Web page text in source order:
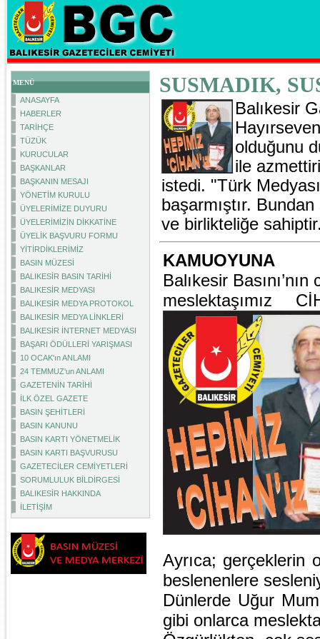
MENÜ
ANASAYFA
HABERLER
TARİHÇE
TÜZÜK
KURUCULAR
BAŞKANLAR
BAŞKANIN MESAJI
YÖNETİM KURULU
ÜYELERİMİZE DUYURU
ÜYELERİMİZİN DİKKATİNE
ÜYELİK BAŞVURU FORMU
YİTİRDİKLERİMİZ
BASIN MÜZESİ
BALIKESİR BASIN TARİHİ
BALIKESİR MEDYASI
BALIKESİR MEDYA PROTOKOL
BALIKESİR MEDYA LİNKLERİ
BALIKESİR İNTERNET MEDYASI
BAŞARI ÖDÜLLERİ YARIŞMASI
10 OCAK'ın ANLAMI
24 TEMMUZ'un ANLAMI
GAZETENİN TARİHİ
İLK ÖZEL GAZETE
BASIN ŞEHİTLERİ
BASIN KANUNU
BASIN KARTI YÖNETMELİK
BASIN KARTI BAŞVURUSU
GAZETECİLER CEMİYETLERİ
SORUMLULUK BİLDİRGESİ
BALIKESİR HAKKINDA
İLETİŞİM
SUSMADIK,
Balıkesir
olduğunu
ile
istedi. "Türk
başarmıştır.
ve birlikteliğe
KAMUOYUNA
Balıkesir
meslektaşımız
Ayrıca; gerçeklerin
beslenenlere
Dünlerde Uğur
gibi onlarca